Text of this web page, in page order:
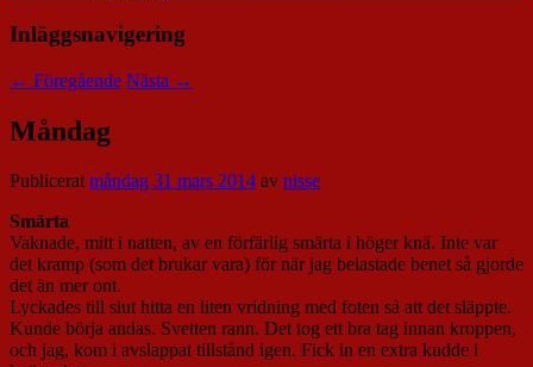
Inläggsnavigering
← Föregående Nästa →
Måndag
Publiceratmåndag 31 mars 2014 av nisse
Smärta
Vaknade, mitt i natten, av en förfärlig smärta i höger knä. Inte var
det kramp (som det brukar vara) för när jag belastade benet så gjorde
det än mer ont.
Lyckades till slut hitta en liten vridning med foten så att det släppte.
Kunde börja andas. Svetten rann. Det tog ett bra tag innan kroppen,
och jag, kom i avslappat tillstånd igen. Fick in en extra kudde i